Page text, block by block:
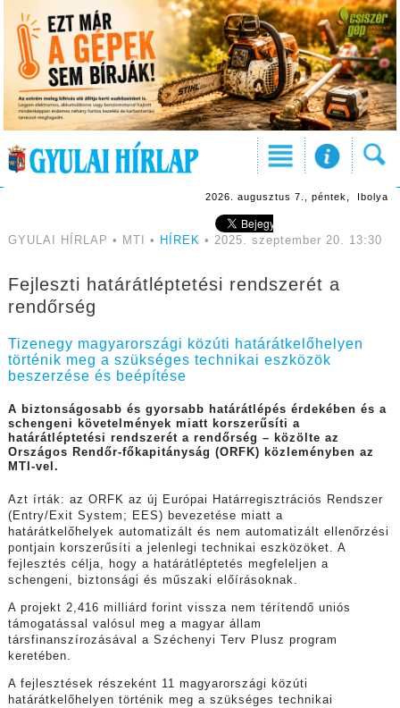
2026. augusztus 7., péntek, Ibolya
GYULAI HÍRLAP • MTI • HÍREK • 2025. szeptember 20. 13:30
Fejleszti határátléptetési rendszerét a
rendőrség
Tizenegy magyarországi közúti határátkelőhelyen
történik meg a szükséges technikai eszközök
beszerzése és beépítése
A biztonságosabb és gyorsabb határátlépés érdekében és a
schengeni követelmények miatt korszerűsíti a
határátléptetési rendszerét a rendőrség – közölte az
Országos Rendőr-főkapitányság (ORFK) közleményben az
MTI-vel.
Azt írták: az ORFK az új Európai Határregisztrációs Rendszer
(Entry/Exit System; EES) bevezetése miatt a
határátkelőhelyek automatizált és nem automatizált ellenőrzési
pontjain korszerűsíti a jelenlegi technikai eszközöket. A
fejlesztés célja, hogy a határátléptetés megfeleljen a
schengeni, biztonsági és műszaki előírásoknak.
A projekt 2,416 milliárd forint vissza nem térítendő uniós
támogatással valósul meg a magyar állam
társfinanszírozásával a Széchenyi Terv Plusz program
keretében.
A fejlesztések részeként 11 magyarországi közúti
határátkelőhelyen történik meg a szükséges technikai